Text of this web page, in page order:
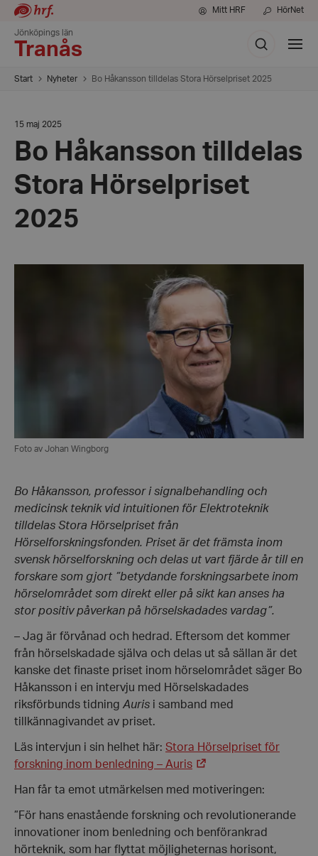
Mitt HRF HörNet
Jönköpings län
Tranås
Sök
Visa
meny
Start Nyheter Bo Håkansson tilldelas Stora Hörselpriset 2025
Datum:
maj
2025
15 maj 2025
Bo Håkansson tilldelas
Stora Hörselpriset
2025
Foto av Johan Wingborg
Bo Håkansson, professor i signalbehandling och
medicinsk teknik vid intuitionen för Elektroteknik
tilldelas Stora Hörselpriset från
Hörselforskningsfonden. Priset är det främsta inom
svensk hörselforskning och delas ut vart fjärde år till en
forskare som gjort ”betydande forskningsarbete inom
hörselområdet som direkt eller på sikt kan anses ha
stor positiv påverkan på hörselskadades vardag”.
– Jag är förvånad och hedrad. Eftersom det kommer
från hörselskadade själva och delas ut så sällan är det
kanske det finaste priset inom hörselområdet säger Bo
Håkansson i en intervju med Hörselskadades
riksförbunds tidning Auris i samband med
tillkännagivandet av priset.
Läs intervjun i sin helhet här: Stora Hörselpriset för
forskning inom benledning – Auris
Han får ta emot utmärkelsen med motiveringen:
”För hans enastående forskning och revolutionerande
innovationer inom benledning och benförankrad
hörteknik, som har flyttat möjligheternas horisont,